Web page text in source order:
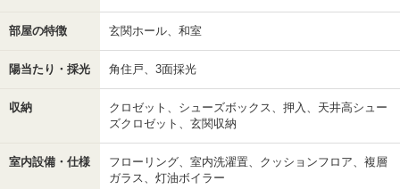
部屋の特徴 玄関ホール、和室
陽当たり・採光 角住戸、3面採光
収納
クロゼット、シューズボックス、押入、天井高シュー
ズクロゼット、玄関収納
室内設備・仕様
フローリング、室内洗濯置、クッションフロア、複層
ガラス、灯油ボイラー